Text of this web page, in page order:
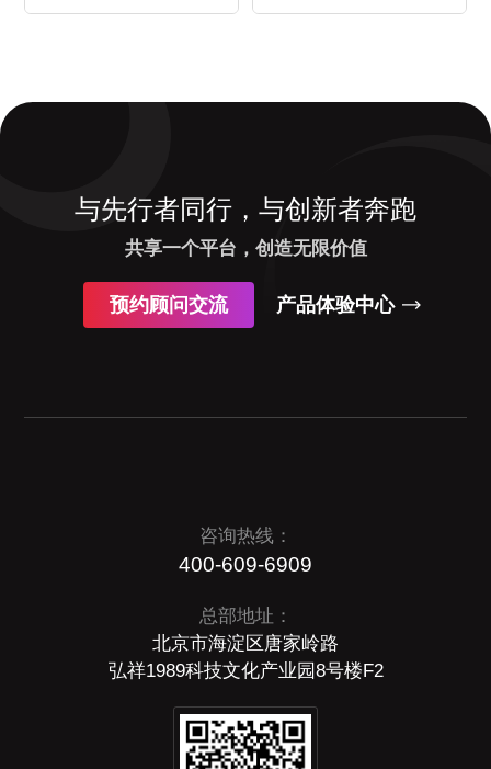
与先行者同行，与创新者奔跑
共享一个平台，创造无限价值
预约顾问交流 产品体验中心
咨询热线：
400-609-6909
总部地址：
北京市海淀区唐家岭路
弘祥1989科技文化产业园8号楼F2